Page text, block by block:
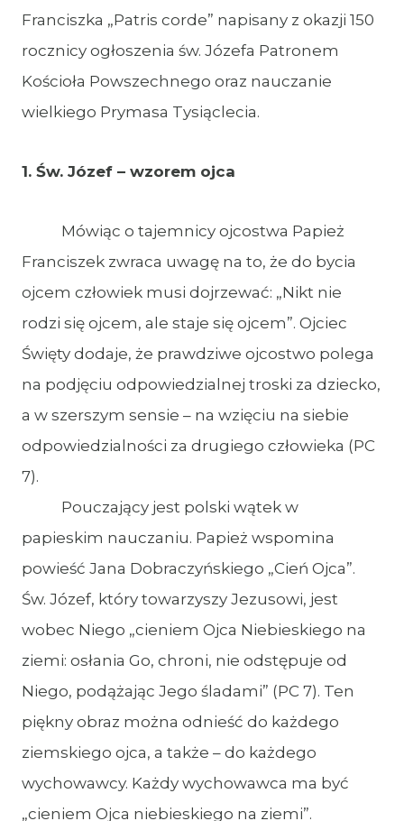
Franciszka „Patris corde” napisany z okazji 150
rocznicy ogłoszenia św. Józefa Patronem
Kościoła Powszechnego oraz nauczanie
wielkiego Prymasa Tysiąclecia.
1. Św. Józef – wzorem ojca
Mówiąc o tajemnicy ojcostwa Papież
Franciszek zwraca uwagę na to, że do bycia
ojcem człowiek musi dojrzewać: „Nikt nie
rodzi się ojcem, ale staje się ojcem”. Ojciec
Święty dodaje, że prawdziwe ojcostwo polega
na podjęciu odpowiedzialnej troski za dziecko,
a w szerszym sensie – na wzięciu na siebie
odpowiedzialności za drugiego człowieka (PC
7).
Pouczający jest polski wątek w
papieskim nauczaniu. Papież wspomina
powieść Jana Dobraczyńskiego „Cień Ojca”.
Św. Józef, który towarzyszy Jezusowi, jest
wobec Niego „cieniem Ojca Niebieskiego na
ziemi: osłania Go, chroni, nie odstępuje od
Niego, podążając Jego śladami” (PC 7). Ten
piękny obraz można odnieść do każdego
ziemskiego ojca, a także – do każdego
wychowawcy. Każdy wychowawca ma być
„cieniem Ojca niebieskiego na ziemi”.